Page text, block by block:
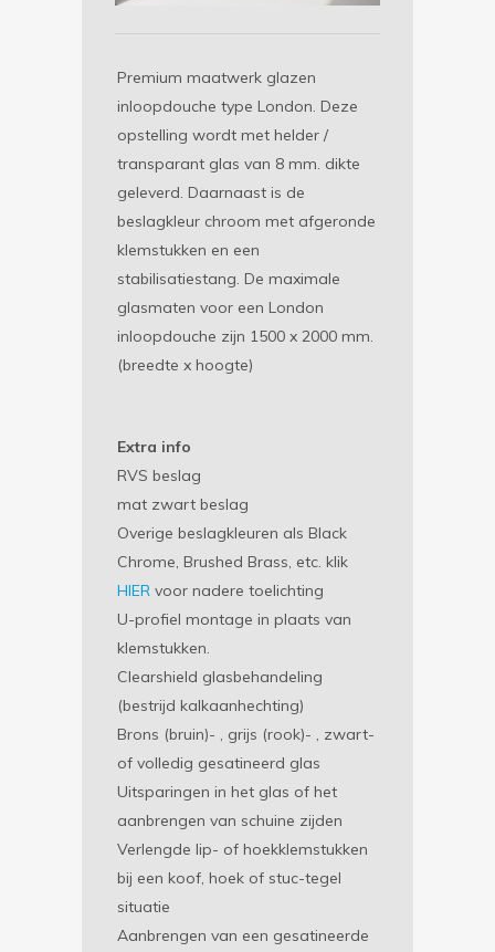
Premium maatwerk glazen
inloopdouche type London. Deze
opstelling wordt met helder /
transparant glas van 8 mm. dikte
geleverd. Daarnaast is de
beslagkleur chroom met afgeronde
klemstukken en een
stabilisatiestang. De maximale
glasmaten voor een London
inloopdouche zijn 1500 x 2000 mm.
(breedte x hoogte)
Extra info
RVS beslag
mat zwart beslag
Overige beslagkleuren als Black
Chrome, Brushed Brass, etc. klik
HIER voor nadere toelichting
U-profiel montage in plaats van
klemstukken.
Clearshield glasbehandeling
(bestrijd kalkaanhechting)
Brons (bruin)- , grijs (rook)- , zwart-
of volledig gesatineerd glas
Uitsparingen in het glas of het
aanbrengen van schuine zijden
Verlengde lip- of hoekklemstukken
bij een koof, hoek of stuc-tegel
situatie
Aanbrengen van een gesatineerde